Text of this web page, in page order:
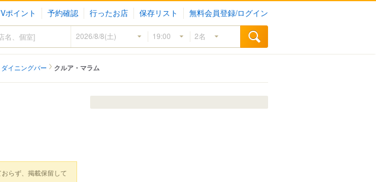
ポイント 予約確認 行ったお店 保存リスト 無料会員登録/ログイン
ダイニングバー クルア・マラム
らず、掲載保留して